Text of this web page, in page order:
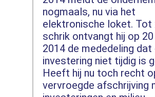
nogmaals, nu via het
elektronische loket. Tot
schrik ontvangt hij op
2014 de mededeling dat
investering niet tijdig is
Heeft hij nu toch recht
vervroegde afschrijving